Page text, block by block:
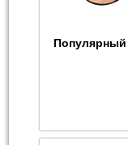
Популярный